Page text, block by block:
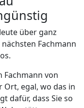
über ganz
Fachmann
Fachmann von
Ort, egal, wo das in
dafür, dass Sie so